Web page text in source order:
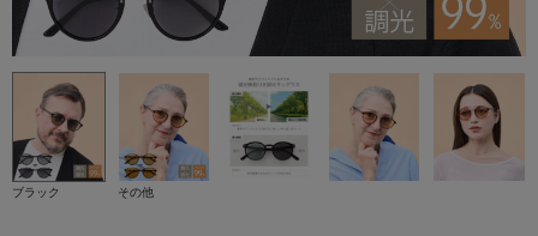
ブラック その他